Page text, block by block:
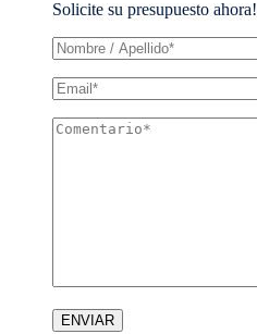
Solicite su presupuesto ahora!